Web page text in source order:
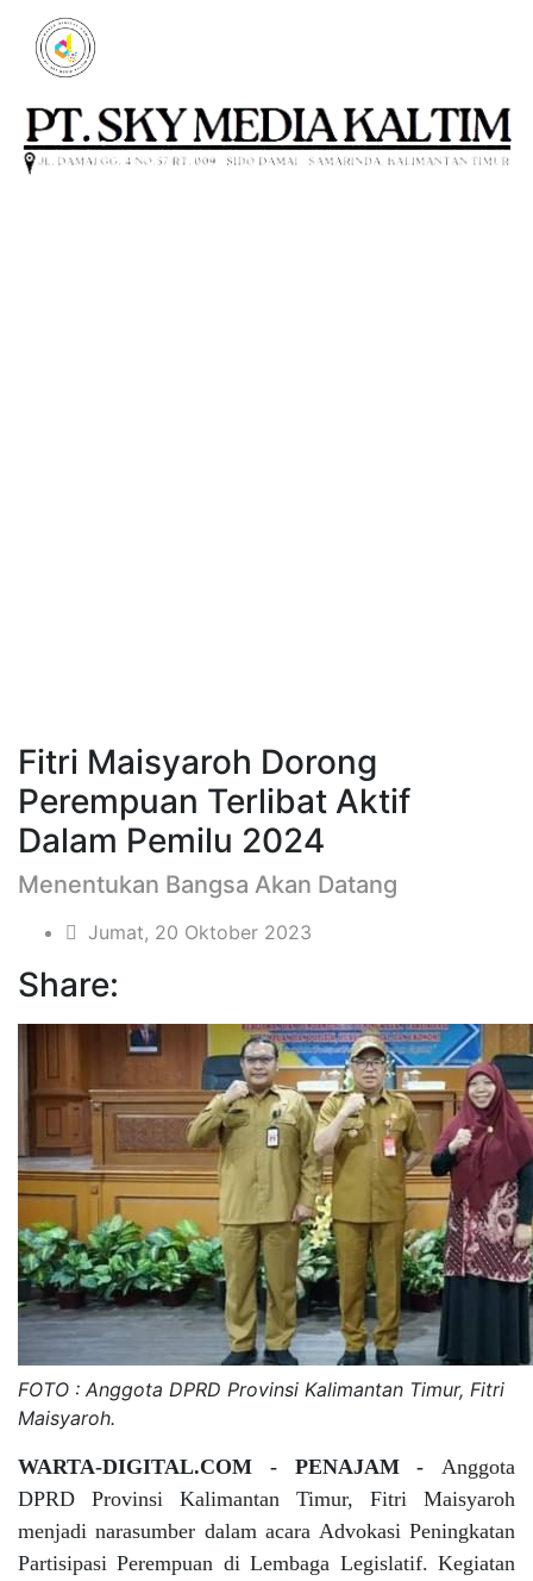
Fitri Maisyaroh Dorong
Perempuan Terlibat Aktif
Dalam Pemilu 2024
Menentukan Bangsa Akan Datang
Jumat, 20 Oktober 2023
Share:
FOTO : Anggota DPRD Provinsi Kalimantan Timur, Fitri
Maisyaroh.
WARTA-DIGITAL.COM - PENAJAM - Anggota
DPRD Provinsi Kalimantan Timur, Fitri Maisyaroh
menjadi narasumber dalam acara Advokasi Peningkatan
Partisipasi Perempuan di Lembaga Legislatif. Kegiatan